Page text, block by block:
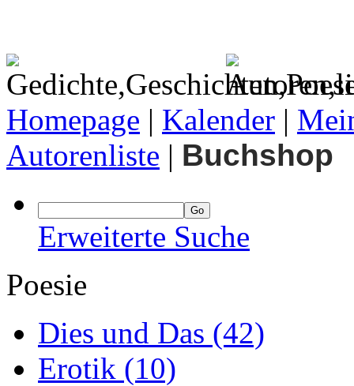
Homepage | Kalender |
Autorenliste | Buchshop
Erweiterte Suche
Poesie
Dies und Das (42)
Erotik (10)